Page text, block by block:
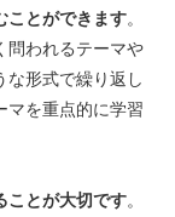
ことができます。
問われるテーマや
な形式で繰り返し
マを重点的に学習
ことが大切です。